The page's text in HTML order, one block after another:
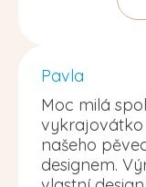
Pavla
Moc milá
vykrajovátko
našeho
designem.